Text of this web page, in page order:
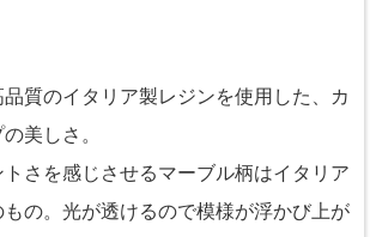
質のイタリア製レジンを使用した、カ
美しさ。
さを感じさせるマーブル柄はイタリア
の。光が透けるので模様が浮かび上が